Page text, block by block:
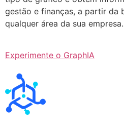
gestão e finanças, a partir da
qualquer área da sua empresa.
Experimente o GraphIA